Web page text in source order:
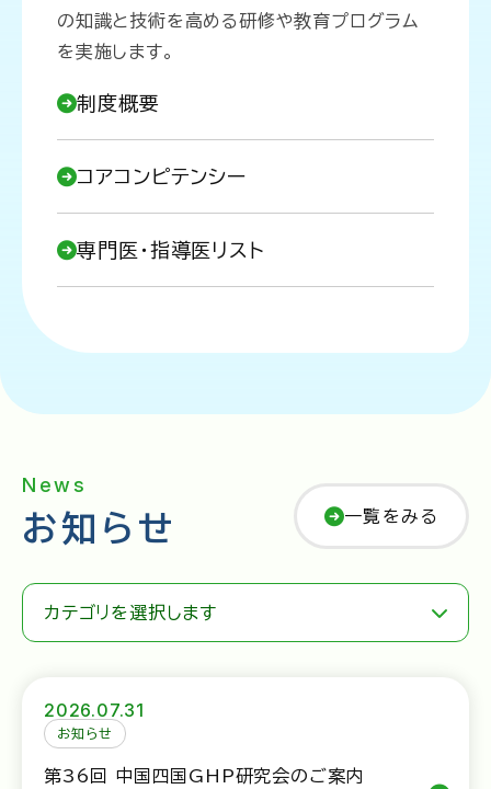
の知識と技術を高める研修や教育プログラム
を実施します。
制度概要
コアコンピテンシー
専門医・指導医リスト
News
お知らせ
カテゴリを選択します
一覧をみる
2026.07.31
お知らせ
第36回 中国四国GHP研究会のご案内